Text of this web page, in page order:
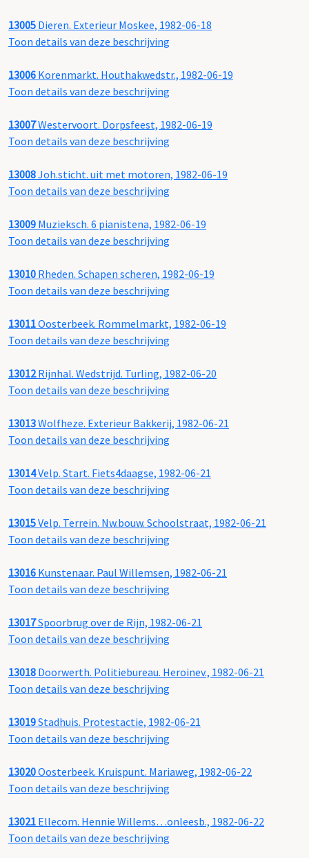
13005 Dieren. Exterieur Moskee, 1982-06-18
Toon details van deze beschrijving
13006 Korenmarkt. Houthakwedstr., 1982-06-19
Toon details van deze beschrijving
13007Westervoort. Dorpsfeest, 1982-06-19
Toon details van deze beschrijving
13008Joh.sticht. uit met motoren, 1982-06-19
Toon details van deze beschrijving
13009 Muzieksch. 6 pianistena, 1982-06-19
Toon details van deze beschrijving
13010 Rheden. Schapen scheren, 1982-06-19
Toon details van deze beschrijving
13011Oosterbeek. Rommelmarkt, 1982-06-19
Toon details van deze beschrijving
13012Rijnhal. Wedstrijd. Turling, 1982-06-20
Toon details van deze beschrijving
13013Wolfheze. Exterieur Bakkerij, 1982-06-21
Toon details van deze beschrijving
13014Velp. Start. Fiets4daagse, 1982-06-21
Toon details van deze beschrijving
13015Velp. Terrein. Nw.bouw. Schoolstraat, 1982-06-21
Toon details van deze beschrijving
13016 Kunstenaar. Paul Willemsen, 1982-06-21
Toon details van deze beschrijving
13017Spoorbrug over de Rijn, 1982-06-21
Toon details van deze beschrijving
13018 Doorwerth. Politiebureau. Heroinev., 1982-06-21
Toon details van deze beschrijving
13019Stadhuis. Protestactie, 1982-06-21
Toon details van deze beschrijving
13020Oosterbeek. Kruispunt. Mariaweg, 1982-06-22
Toon details van deze beschrijving
13021 Ellecom. Hennie Willems…onleesb., 1982-06-22
Toon details van deze beschrijving